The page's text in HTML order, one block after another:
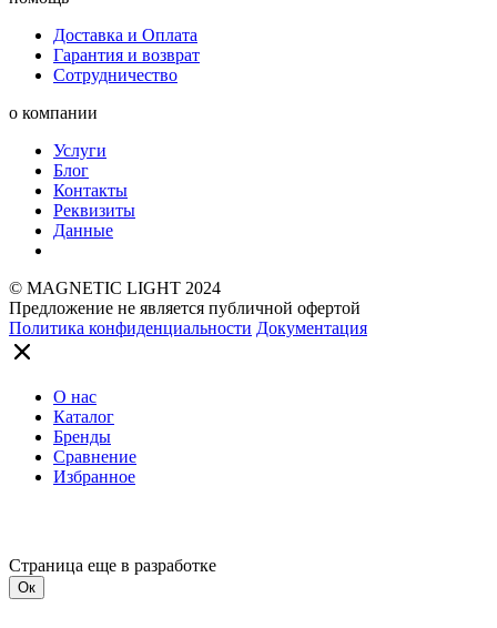
Доставка и Оплата
Гарантия и возврат
Сотрудничество
о компании
Услуги
Блог
Контакты
Реквизиты
Данные
© MAGNETIC LIGHT 2024
Предложение не является публичной офертой
Политика конфиденциальности Документация
О нас
Каталог
Бренды
Сравнение
Избранное
Страница еще в разработке
Ок